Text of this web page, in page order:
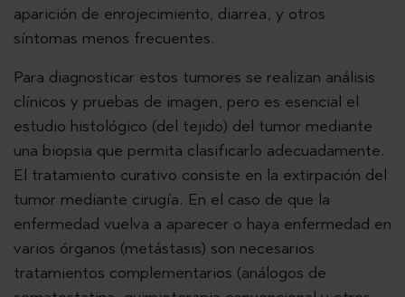
aparición de enrojecimiento, diarrea, y otros
síntomas menos frecuentes.
Para diagnosticar estos tumores se realizan análisis
clínicos y pruebas de imagen, pero es esencial el
estudio histológico (del tejido) del tumor mediante
una biopsia que permita clasificarlo adecuadamente.
El tratamiento curativo consiste en la extirpación del
tumor mediante cirugía. En el caso de que la
enfermedad vuelva a aparecer o haya enfermedad en
varios órganos (metástasis) son necesarios
tratamientos complementarios (análogos de